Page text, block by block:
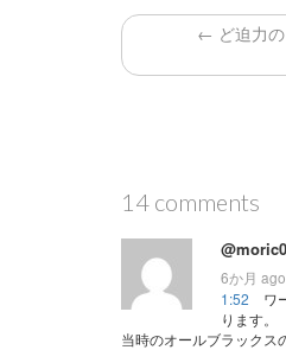
← ど迫力の
14 comments
6か月 ago
1:52 ワ
ります。
当時のオールブラックス